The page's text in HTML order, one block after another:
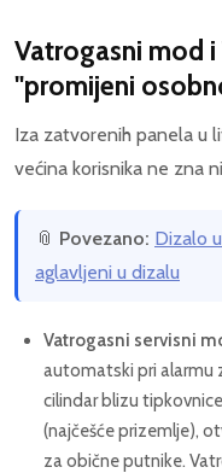
Vatrogasni mod
"promijeni
Iza zatvorenih panela u
većina korisnika ne zna
📎 Povezano: Dizalo
aglavljeni u dizalu
Vatrogasni servisni
automatski pri alarmu
cilindar blizu
(najčešće prizemlje),
za obične putnike.